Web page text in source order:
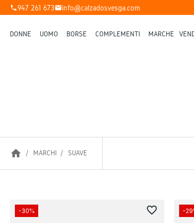
phone947 261 673mailinfo@calzadosvesga.com
DONNE UOMO BORSE COMPLEMENTI MARCHE
home MARCHI SUAVE
-30% favorite_border -